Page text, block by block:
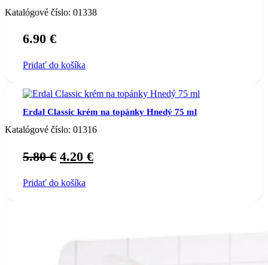
Katalógové číslo: 01338
6.90 €
Pridať do košíka
Erdal Classic krém na topánky Hnedý 75 ml
Katalógové číslo: 01316
5.80€ Original
was:
4.20 €Current
Pridať do košíka